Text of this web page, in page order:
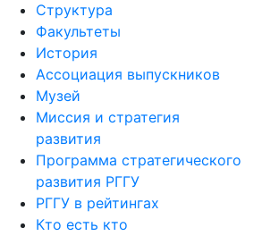
Структура
Факультеты
История
Ассоциация выпускников
Музей
Миссия и стратегия
развития
Программа стратегического
развития РГГУ
РГГУ в рейтингах
Кто есть кто